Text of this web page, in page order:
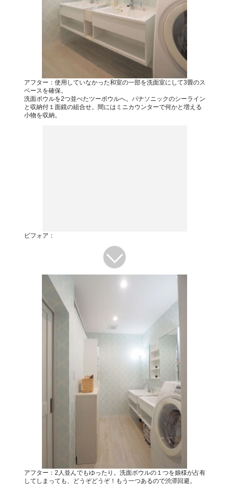
アフター：使用していなかった和室の一部を洗面室にして3畳のス
ペースを確保。
洗面ボウルを2つ並べたツーボウルへ。パナソニックのシーライン
と収納付１面鏡の組合せ。間にはミニカウンターで何かと増える
小物を収納。
ビフォア：
アフター：2人並んでもゆったり。洗面ボウルの１つを娘様が占有
してしまっても、どうぞどうぞ！もう一つあるので渋滞回避。